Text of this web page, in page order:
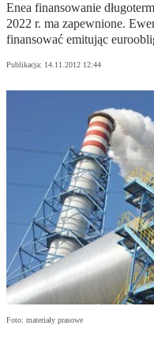
Enea finansowanie
2022 r. ma zapewnione.
finansować emitując
Publikacja: 14.11.2012 12:44
Foto: materiały prasowe